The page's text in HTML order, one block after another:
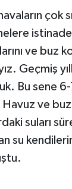
çok
ve buz
Geçmiş
Bu sene
ve buz
suları
su